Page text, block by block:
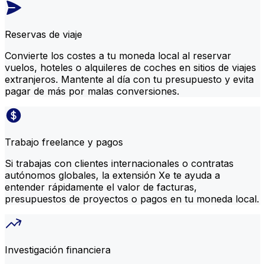
Reservas de viaje
Convierte los costes a tu moneda local al reservar
vuelos, hoteles o alquileres de coches en sitios de viajes
extranjeros. Mantente al día con tu presupuesto y evita
pagar de más por malas conversiones.
Trabajo freelance y pagos
Si trabajas con clientes internacionales o contratas
autónomos globales, la extensión Xe te ayuda a
entender rápidamente el valor de facturas,
presupuestos de proyectos o pagos en tu moneda local.
Investigación financiera